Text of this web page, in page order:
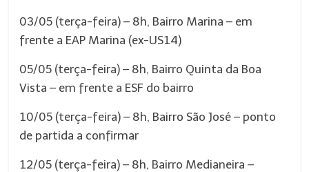
03/05 (terça-feira) – 8h, Bairro Marina – em
frente a EAP Marina (ex-US14)
05/05 (terça-feira) – 8h, Bairro Quinta da Boa
Vista – em frente a ESF do bairro
10/05 (terça-feira) – 8h, Bairro São José – ponto
de partida a confirmar
12/05 (terça-feira) – 8h, Bairro Medianeira –